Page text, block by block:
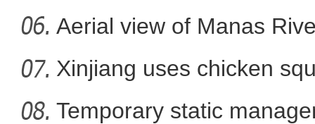
Aerial view of Manas
Xinjiang uses chicken
Temporary static